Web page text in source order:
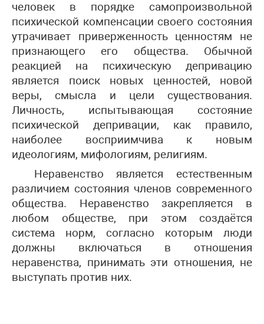
человек в порядке самопроизвольной
психической компенсации своего состояния
утрачивает приверженность ценностям не
признающего его общества. Обычной
реакцией на психическую депривацию
является поиск новых ценностей, новой
веры, смысла и цели существования.
Личность, испытывающая состояние
психической депривации, как правило,
наиболее восприимчива к новым
идеологиям, мифологиям, религиям.
Неравенство является естественным
различием состояния членов современного
общества. Неравенство закрепляется в
любом обществе, при этом создаётся
система норм, согласно которым люди
должны включаться в отношения
неравенства, принимать эти отношения, не
выступать против них.